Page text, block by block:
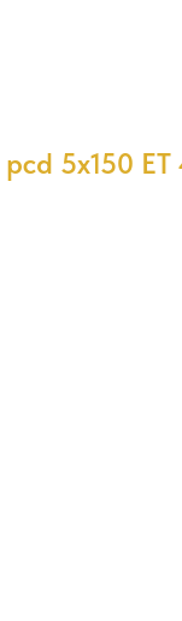
5x150 ET